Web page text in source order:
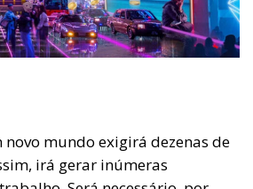
novo mundo exigirá dezenas de
irá gerar inúmeras